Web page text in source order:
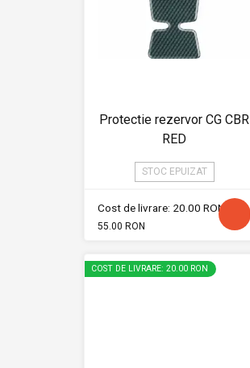
Protectie rezervor CG CBR
RED
STOC EPUIZAT
Cost de livrare: 20.00 RON
55.00 RON
COST DE LIVRARE: 20.00 RON